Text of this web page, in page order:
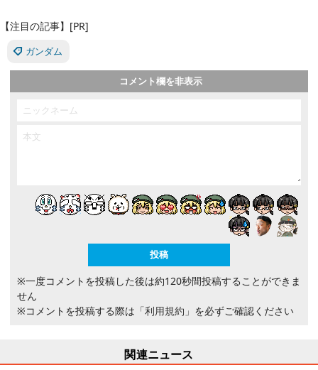
【注目の記事】[PR]
ガンダム
コメント欄を非表示
※一度コメントを投稿した後は約120秒間投稿することができま
せん
※コメントを投稿する際は 「利用規約」 を必ずご確認ください
関連ニュース